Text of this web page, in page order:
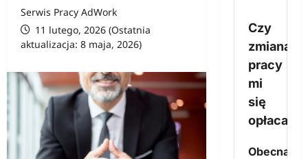
Serwis Pracy AdWork
11 lutego, 2026 (Ostatnia
aktualizacja: 8 maja, 2026)
Czy
zmiana
pracy
mi
się
opłaca?
Obecna